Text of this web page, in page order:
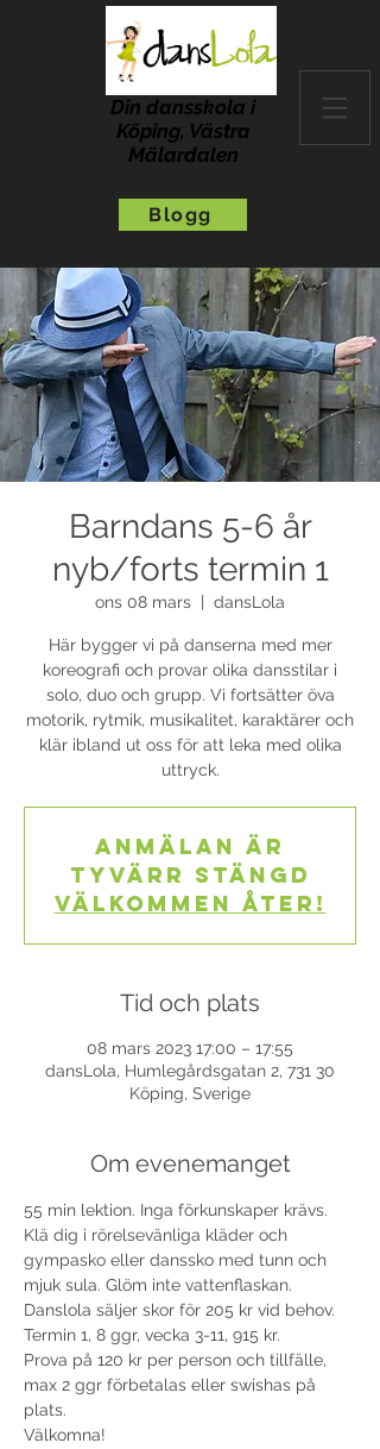
Din dansskola i
Köping, Västra
Mälardalen
Blogg
Barndans 5-6 år
nyb/forts termin 1
ons 08 mars dansLola
Här bygger vi på danserna med mer
koreografi och provar olika dansstilar i
solo, duo och grupp. Vi fortsätter öva
motorik, rytmik, musikalitet, karaktärer och
klär ibland ut oss för att leka med olika
uttryck.
Anmälan är
tyvärr stängd
Välkommen åter!
Tid och plats
08 mars 2023 17:00 – 17:55
dansLola, Humlegårdsgatan 2, 731 30
Köping, Sverige
Om evenemanget
55 min lektion. Inga förkunskaper krävs.
Klä dig i rörelsevänliga kläder och
gympasko eller danssko med tunn och
mjuk sula. Glöm inte vattenflaskan.
Danslola säljer skor för 205 kr vid behov.
Termin 1, 8 ggr, vecka 3-11, 915 kr.
Prova på 120 kr per person och tillfälle,
max 2 ggr förbetalas eller swishas på
plats.
Välkomna!